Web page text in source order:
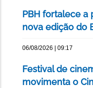
PBH fortalece a
nova edição do
06/08/2026 | 09:17
Festival de
movimenta o